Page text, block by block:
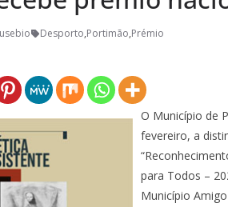
Desporto,Portimão,Prémio
O Município de
fevereiro, a
para Todos –
Município